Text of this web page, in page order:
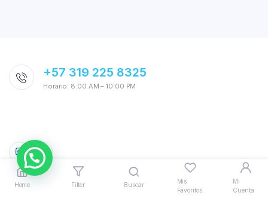
Home Filter Buscar
Mis
Favoritos
Mi
Cuenta
+57 319 225 8325
Horario: 8:00 AM – 10:00 PM